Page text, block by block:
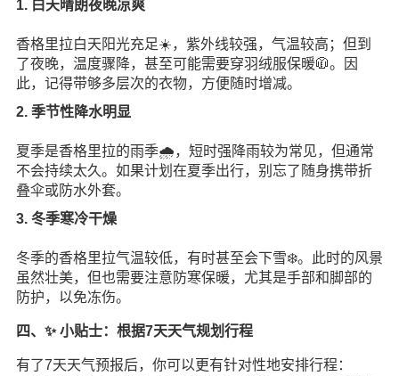
1. 白天晴朗夜晚凉爽
香格里拉白天阳光充足☀️，紫外线较强，气温较高；但到
了夜晚，温度骤降，甚至可能需要穿羽绒服保暖🧥。因
此，记得带够多层次的衣物，方便随时增减。
2. 季节性降水明显
夏季是香格里拉的雨季🌧️，短时强降雨较为常见，但通常
不会持续太久。如果计划在夏季出行，别忘了随身携带折
叠伞或防水外套。
3. 冬季寒冷干燥
冬季的香格里拉气温较低，有时甚至会下雪❄️。此时的风景
虽然壮美，但也需要注意防寒保暖，尤其是手部和脚部的
防护，以免冻伤。
四、✨ 小贴士：根据7天天气规划行程
有了7天天气预报后，你可以更有针对性地安排行程：